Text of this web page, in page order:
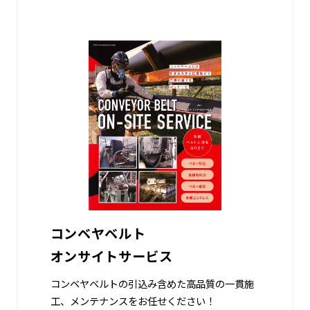
コンベヤベルト
オンサイトサービス
コンベヤベルトの引込み含めた高品質の一貫施
工、メンテナンスをお任せください！